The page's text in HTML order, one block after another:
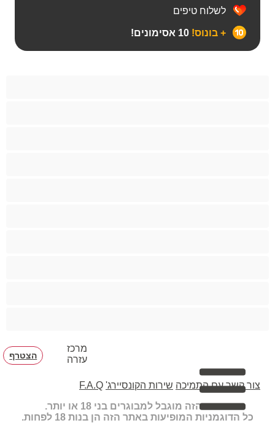
לשלוח טיפים
+ בונוס!
מרכז
עזרה
הצטרף
צור קשר עם התמיכה שירות הקונסיירג' F.A.Q
האתר הזה מוגבל למבוגרים בני 18 או יותר.
כל הדוגמניות המופיעות באתר הזה הן בנות 18 לפחות.